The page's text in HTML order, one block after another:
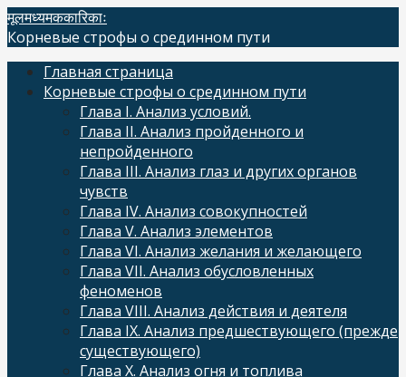
Skip
to
मूलमध्यमककारिकाः
Корневые строфы о срединном пути
Главная страница
Корневые строфы о срединном пути
Глава I. Анализ условий.
Глава II. Анализ пройденного и
непройденного
Глава III. Анализ глаз и других органов
чувств
Глава IV. Анализ совокупностей
Глава V. Анализ элементов
Глава VI. Анализ желания и желающего
Глава VII. Анализ обусловленных
феноменов
Глава VIII. Анализ действия и деятеля
Глава IX. Анализ предшествующего (прежде
существующего)
Глава X. Анализ огня и топлива